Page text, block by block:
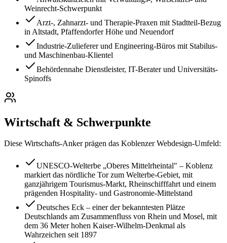
Weinrecht-Schwerpunkt
Arzt-, Zahnarzt- und Therapie-Praxen mit Stadtteil-Bezug
in Altstadt, Pfaffendorfer Höhe und Neuendorf
Industrie-Zulieferer und Engineering-Büros mit Stabilus-
und Maschinenbau-Klientel
Behördennahe Dienstleister, IT-Berater und Universitäts-
Spinoffs
Wirtschaft & Schwerpunkte
Diese Wirtschafts-Anker prägen das Koblenzer Webdesign-Umfeld:
UNESCO-Welterbe „Oberes Mittelrheintal" – Koblenz
markiert das nördliche Tor zum Welterbe-Gebiet, mit
ganzjährigem Tourismus-Markt, Rheinschifffahrt und einem
prägenden Hospitality- und Gastronomie-Mittelstand
Deutsches Eck – einer der bekanntesten Plätze
Deutschlands am Zusammenfluss von Rhein und Mosel, mit
dem 36 Meter hohen Kaiser-Wilhelm-Denkmal als
Wahrzeichen seit 1897